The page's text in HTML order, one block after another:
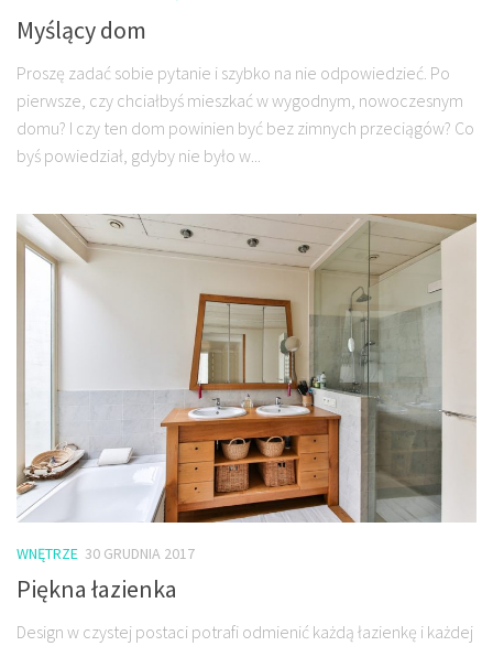
Myślący dom
Proszę zadać sobie pytanie i szybko na nie odpowiedzieć. Po
pierwsze, czy chciałbyś mieszkać w wygodnym, nowoczesnym
domu? I czy ten dom powinien być bez zimnych przeciągów? Co
byś powiedział, gdyby nie było w...
WNĘTRZE 30 GRUDNIA 2017
Piękna łazienka
Design w czystej postaci potrafi odmienić każdą łazienkę i każdej